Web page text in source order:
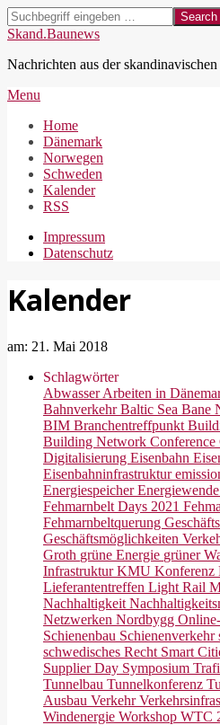
Skip
to
Search
Skand.Baunews
Nachrichten aus der
Secondary
Menu
Menu
Home
Dänemark
Norwegen
Schweden
Kalender
RSS
Impressum
Datenschutz
Kalender
am: 21. Mai 2018
Schlagwörter
AbwasserArbeiten in
BahnverkehrBaltic Sea Bane
BIM Branchentreffpunkt
Building Network Conference
Digitalisierung Eisenbahn
Eisenbahninfrastruktur
EnergiespeicherEnergiewende
Fehmarnbelt Days 2021
Fehmarnbeltquerung
Geschäftsmöglichkeiten
Groth grüne Energie grüner
InfrastrukturKMU Konferenz
Lieferantentreffen Light Rail
Nachhaltigkeit
Netzwerken Nordbygg
Schienenbau Schienenverkehr
schwedisches Recht Smart
Supplier Day Symposium
Tunnelbau Tunnelkonferenz
Ausbau Verkehr
Windenergie Workshop WTC